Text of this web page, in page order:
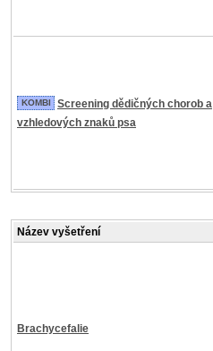
KOMBI
Screening dědičných chorob a
vzhledových znaků psa
Název vyšetření
Brachycefalie